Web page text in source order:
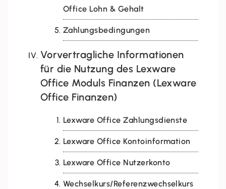
Office Lohn & Gehalt
Zahlungsbedingungen
Vorvertragliche Informationen
für die Nutzung des Lexware
Office Moduls Finanzen (Lexware
Office Finanzen)
Lexware Office Zahlungsdienste
Lexware Office Kontoinformation
Lexware Office Nutzerkonto
Wechselkurs/Referenzwechselkurs